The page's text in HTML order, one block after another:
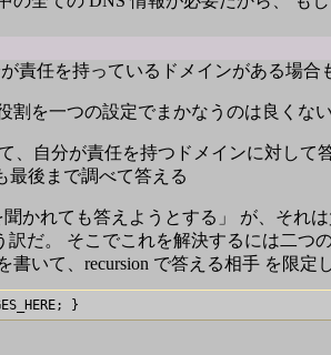
責任を持っているドメインがある場
割を一つの設定でまかなうのは良くな
、自分が責任を持つドメインに対して
最後まで調べて答える
かれても答えようとする」 が、それ
だ。 そこでこれを解決するには二つ
書いて、recursion で答える相手 を限定